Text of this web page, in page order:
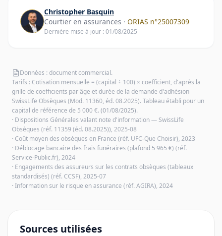
Christopher Basquin
Courtier en assurances · ORIAS n°25007309
Dernière mise à jour : 01/08/2025
Données : document commercial.
Tarifs : Cotisation mensuelle = (capital ÷ 100) × coefficient, d'après la
grille de coefficients par âge et durée de la demande d'adhésion
SwissLife Obsèques (Mod. 11360, éd. 08.2025). Tableau établi pour un
capital de référence de 5 000 €. (01/08/2025).
· Dispositions Générales valant note d'information — SwissLife
Obsèques (réf. 11359 (éd. 08.2025)), 2025-08
· Coût moyen des obsèques en France (réf. UFC-Que Choisir), 2023
· Déblocage bancaire des frais funéraires (plafond 5 965 €) (réf.
Service-Public.fr), 2024
· Engagements des assureurs sur les contrats obsèques (tableaux
standardisés) (réf. CCSF), 2025-07
· Information sur le risque en assurance (réf. AGIRA), 2024
Sources utilisées